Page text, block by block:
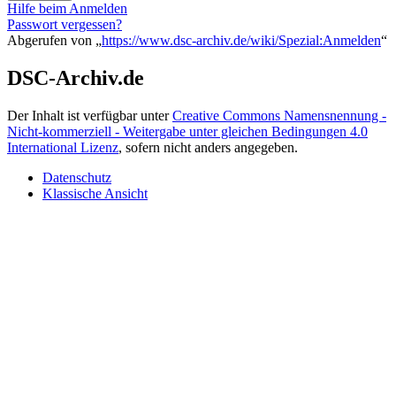
Hilfe beim Anmelden
Passwort vergessen?
Abgerufen von „https://www.dsc-archiv.de/wiki/Spezial:Anmelden“
DSC-Archiv.de
Der Inhalt ist verfügbar unterCreative Commons Namensnennung -
Nicht-kommerziell - Weitergabe unter gleichen Bedingungen 4.0
International Lizenz, sofern nicht anders angegeben.
Datenschutz
Klassische Ansicht